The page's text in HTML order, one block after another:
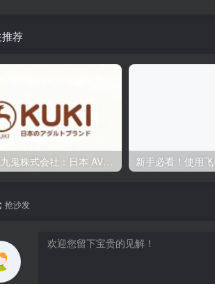
荐
KUKI 九鬼株式会社：日本 AV40 年发展史，从ビニ本到数字点播全见证
抢沙发